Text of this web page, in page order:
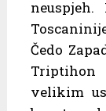
Čedo
Triptihon
velikim